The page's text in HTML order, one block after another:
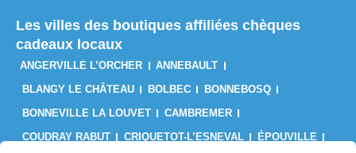
Les villes des boutiques affiliées chèques
cadeaux locaux
ANGERVILLE L’ORCHER
ANNEBAULT
BLANGY LE CHÂTEAU
BOLBEC
BONNEBOSQ
BONNEVILLE LA LOUVET
CAMBREMER
COUDRAY RABUT
CRIQUETOT-L’ESNEVAL
ÉPOUVILLE